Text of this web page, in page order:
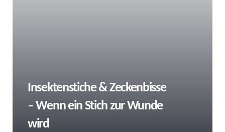
Insektenstiche & Zeckenbisse
– Wenn ein Stich zur Wunde
wird